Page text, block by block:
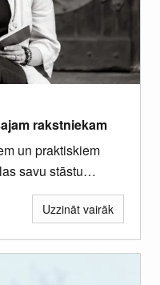
rakstniekam
un praktiskiem
savu stāstu
Uzzināt vairāk